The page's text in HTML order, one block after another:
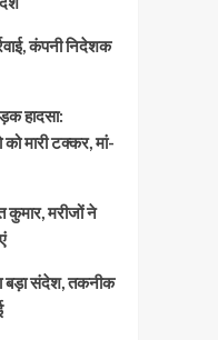
कंपनी निदेशक
हादसा:
मारी टक्कर, मां-
मरीजों ने
बड़ा संदेश, तकनीक